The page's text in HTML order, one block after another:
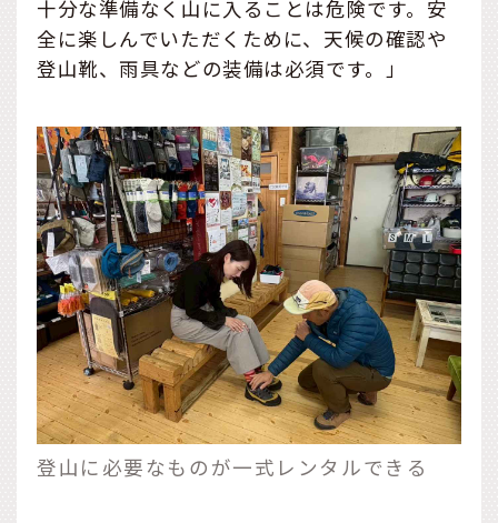
十分な準備なく山に入ることは危険です。安
全に楽しんでいただくために、天候の確認や
登山靴、雨具などの装備は必須です。」
登山に必要なものが一式レンタルできる